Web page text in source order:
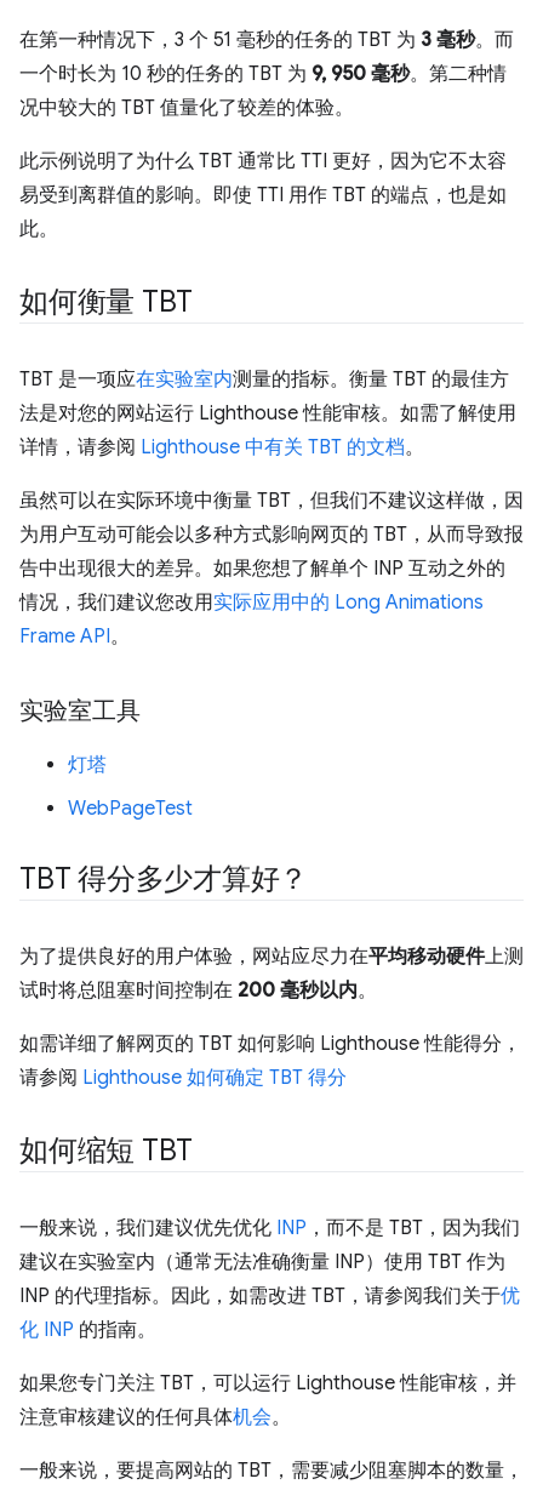
在第一种情况下，3 个 51 毫秒的任务的 TBT 为 3 毫秒。而
一个时长为 10 秒的任务的 TBT 为 9, 950 毫秒。第二种情
况中较大的 TBT 值量化了较差的体验。
此示例说明了为什么 TBT 通常比 TTI 更好，因为它不太容
易受到离群值的影响。即使 TTI 用作 TBT 的端点，也是如
此。
如何衡量 TBT
TBT 是一项应在实验室内测量的指标。衡量 TBT 的最佳方
法是对您的网站运行 Lighthouse 性能审核。如需了解使用
详情，请参阅 Lighthouse 中有关 TBT 的文档。
虽然可以在实际环境中衡量 TBT，但我们不建议这样做，因
为用户互动可能会以多种方式影响网页的 TBT，从而导致报
告中出现很大的差异。如果您想了解单个 INP 互动之外的
情况，我们建议您改用实际应用中的 Long Animations
Frame API。
实验室工具
灯塔
WebPageTest
TBT 得分多少才算好？
为了提供良好的用户体验，网站应尽力在平均移动硬件上测
试时将总阻塞时间控制在 200 毫秒以内。
如需详细了解网页的 TBT 如何影响 Lighthouse 性能得分，
请参阅 Lighthouse 如何确定 TBT 得分
如何缩短 TBT
一般来说，我们建议优先优化 INP ，而不是 TBT，因为我们
建议在实验室内（通常无法准确衡量 INP）使用 TBT 作为
INP 的代理指标。因此，如需改进 TBT，请参阅我们关于优
化 INP 的指南。
如果您专门关注 TBT，可以运行 Lighthouse 性能审核，并
注意审核建议的任何具体机会。
一般来说，要提高网站的 TBT，需要减少阻塞脚本的数量，